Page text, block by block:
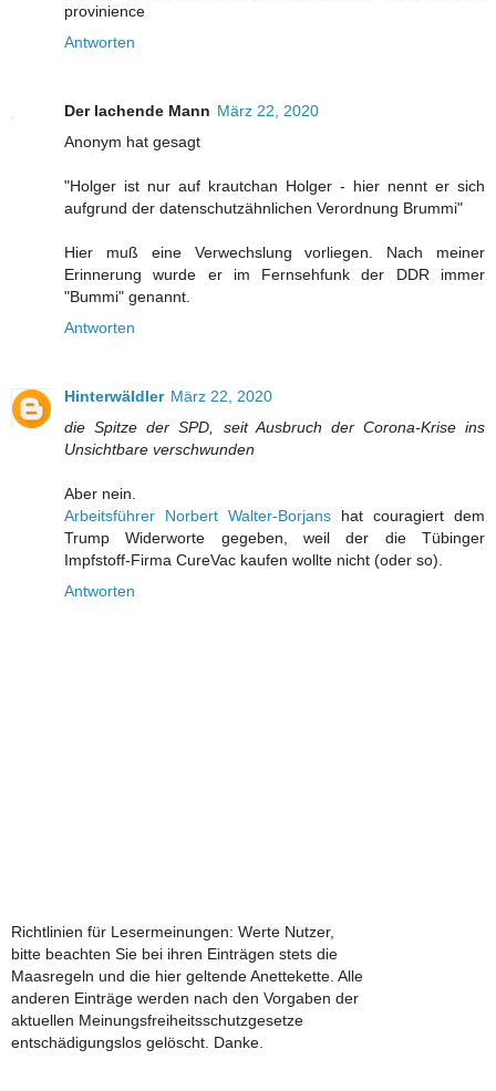
provinience
Antworten
Der lachende Mann März 22, 2020
Anonym hat gesagt
"Holger ist nur auf krautchan Holger - hier nennt er sich
aufgrund der datenschutzähnlichen Verordnung Brummi"
Hier muß eine Verwechslung vorliegen. Nach meiner
Erinnerung wurde er im Fernsehfunk der DDR immer
"Bummi" genannt.
Antworten
Hinterwäldler März 22, 2020
die Spitze der SPD, seit Ausbruch der Corona-Krise ins
Unsichtbare verschwunden
Aber nein.
Arbeitsführer Norbert Walter-Borjans hat couragiert dem
Trump Widerworte gegeben, weil der die Tübinger
Impfstoff-Firma CureVac kaufen wollte nicht (oder so).
Antworten
Richtlinien für Lesermeinungen: Werte Nutzer,
bitte beachten Sie bei ihren Einträgen stets die
Maasregeln und die hier geltende Anettekette. Alle
anderen Einträge werden nach den Vorgaben der
aktuellen Meinungsfreiheitsschutzgesetze
entschädigungslos gelöscht. Danke.